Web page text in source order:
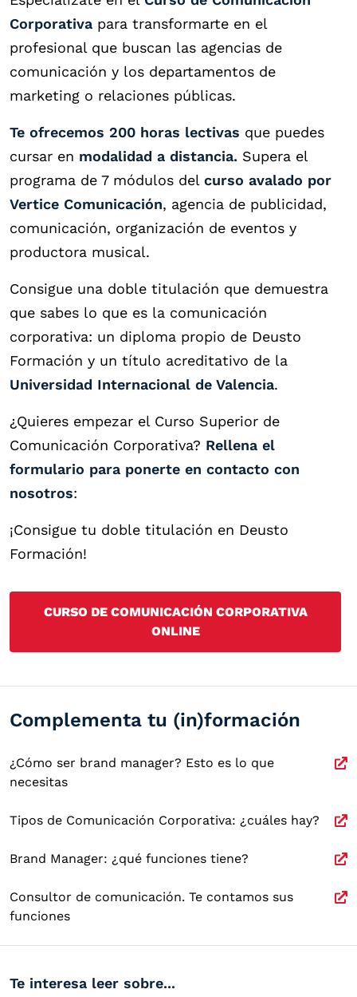
Corporativa para transformarte en el
profesional que buscan las agencias de
comunicación y los departamentos de
marketing o relaciones públicas.
Te ofrecemos 200 horas lectivas que puedes
cursar en modalidad a distancia. Supera el
programa de 7 módulos del curso avalado por
Vertice Comunicación, agencia de publicidad,
comunicación, organización de eventos y
productora musical.
Consigue una doble titulación que demuestra
que sabes lo que es la comunicación
corporativa: un diploma propio de Deusto
Formación y un título acreditativo de la
Universidad Internacional de Valencia.
¿Quieres empezar el Curso Superior de
Comunicación Corporativa? Rellena el
formulario para ponerte en contacto con
nosotros:
¡Consigue tu doble titulación en Deusto
Formación!
CURSO DE COMUNICACIÓN CORPORATIVA
ONLINE
Complementa tu (in)formación
¿Cómo ser brand manager? Esto es lo que
necesitas
Tipos de Comunicación Corporativa: ¿cuáles hay?
Brand Manager: ¿qué funciones tiene?
Consultor de comunicación. Te contamos sus
funciones
Te interesa leer sobre...